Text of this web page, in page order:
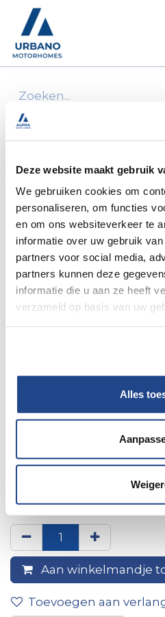
Deze website maakt gebruik
We gebruiken cookies om
personaliseren, om functies
en om ons websiteverkeer te
informatie over uw gebruik
partners voor social media,
partners kunnen deze
informatie die u aan ze heeft
verzameld op basis van uw
Alles
Alle producten
1raccord bicone
1raccord
diam.8 pour
Aan winkelmandje
Toevoegen aan